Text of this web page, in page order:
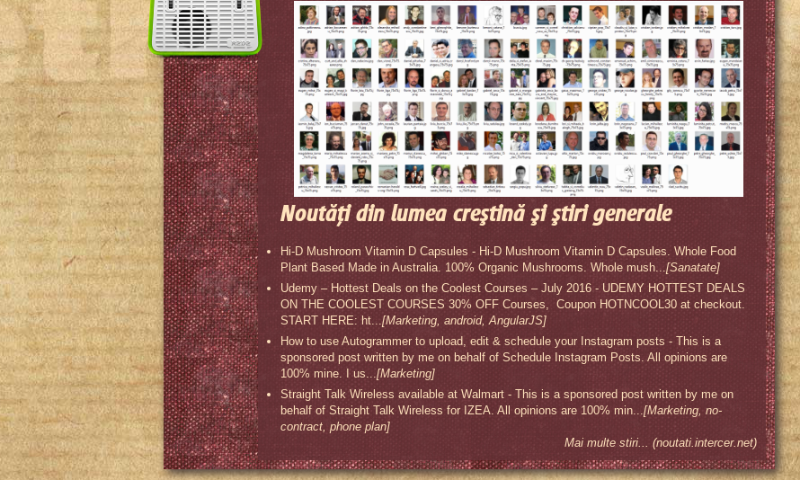
Noutăţi din lumea creştină şi ştiri generale
Hi-D Mushroom Vitamin D Capsules - Hi-D Mushroom Vitamin D Capsules. Whole Food
Plant Based Made in Australia. 100% Organic Mushrooms. Whole mush...[Sanatate]
Udemy – Hottest Deals on the Coolest Courses – July 2016 - UDEMY HOTTEST DEALS
ON THE COOLEST COURSES 30% OFF Courses, Coupon HOTNCOOL30 at checkout.
START HERE: ht...[Marketing, android, AngularJS]
How to use Autogrammer to upload, edit & schedule your Instagram posts - This is a
sponsored post written by me on behalf of Schedule Instagram Posts. All opinions are
100% mine. I us...[Marketing]
Straight Talk Wireless available at Walmart - This is a sponsored post written by me on
behalf of Straight Talk Wireless for IZEA. All opinions are 100% min...[Marketing, no-
contract, phone plan]
Mai multe stiri... (noutati.intercer.net)